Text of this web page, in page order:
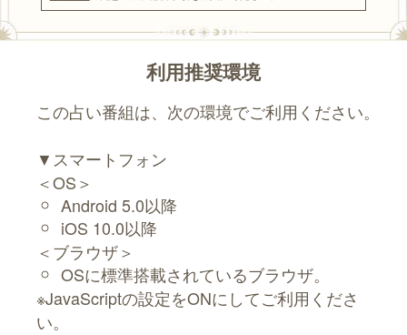
利用推奨環境
この占い番組は、次の環境でご利用ください。
▼スマートフォン
＜OS＞
Android 5.0以降
iOS 10.0以降
＜ブラウザ＞
OSに標準搭載されているブラウザ。
※JavaScriptの設定をONにしてご利用くださ
い。